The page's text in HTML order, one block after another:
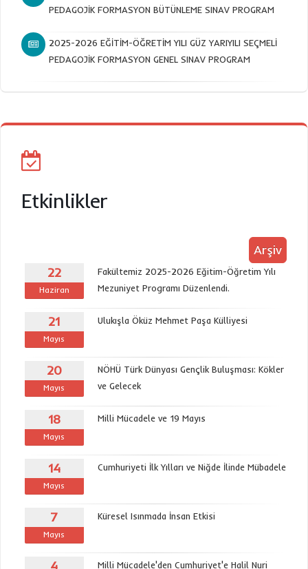
PEDAGOJİK FORMASYON BÜTÜNLEME SINAV PROGRAM
2025-2026 EĞİTİM-ÖĞRETİM YILI GÜZ YARIYILI SEÇMELİ
PEDAGOJİK FORMASYON GENEL SINAV PROGRAM
Etkinlikler
Arşiv
22
Haziran
Fakültemiz 2025-2026 Eğitim-Öğretim Yılı
Mezuniyet Programı Düzenlendi.
21
Mayıs
Ulukışla Öküz Mehmet Paşa Külliyesi
20
Mayıs
NÖHÜ Türk Dünyası Gençlik Buluşması: Kökler
ve Gelecek
18
Mayıs
Milli Mücadele ve 19 Mayıs
14
Mayıs
Cumhuriyeti İlk Yılları ve Niğde İlinde Mübadele
7
Mayıs
Küresel Isınmada İnsan Etkisi
4
Milli Mücadele'den Cumhuriyet'e Halil Nuri